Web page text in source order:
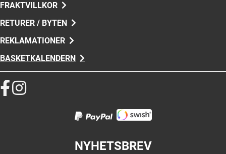
FRAKTVILLKOR
RETURER / BYTEN
REKLAMATIONER
BASKETKALENDERN
NYHETSBREV